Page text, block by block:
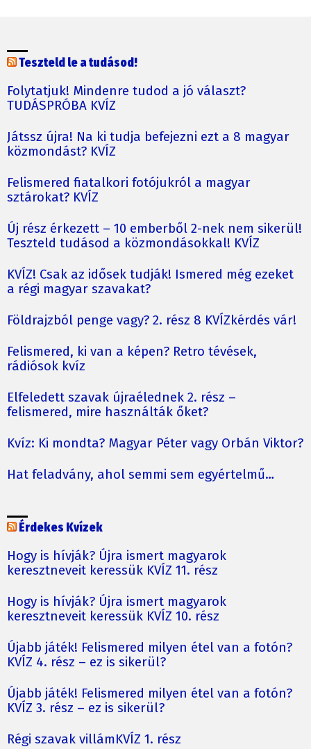
Teszteld le a tudásod!
Folytatjuk! Mindenre tudod a jó választ?
TUDÁSPRÓBA KVÍZ
Játssz újra! Na ki tudja befejezni ezt a 8 magyar
közmondást? KVÍZ
Felismered fiatalkori fotójukról a magyar
sztárokat? KVÍZ
Új rész érkezett – 10 emberből 2-nek nem sikerül!
Teszteld tudásod a közmondásokkal! KVÍZ
KVÍZ! Csak az idősek tudják! Ismered még ezeket
a régi magyar szavakat?
Földrajzból penge vagy? 2. rész 8 KVÍZkérdés vár!
Felismered, ki van a képen? Retro tévések,
rádiósok kvíz
Elfeledett szavak újraélednek 2. rész –
felismered, mire használták őket?
Kvíz: Ki mondta? Magyar Péter vagy Orbán Viktor?
Hat feladvány, ahol semmi sem egyértelmű…
Érdekes Kvízek
Hogy is hívják? Újra ismert magyarok
keresztneveit keressük KVÍZ 11. rész
Hogy is hívják? Újra ismert magyarok
keresztneveit keressük KVÍZ 10. rész
Újabb játék! Felismered milyen étel van a fotón?
KVÍZ 4. rész – ez is sikerül?
Újabb játék! Felismered milyen étel van a fotón?
KVÍZ 3. rész – ez is sikerül?
Régi szavak villámKVÍZ 1. rész